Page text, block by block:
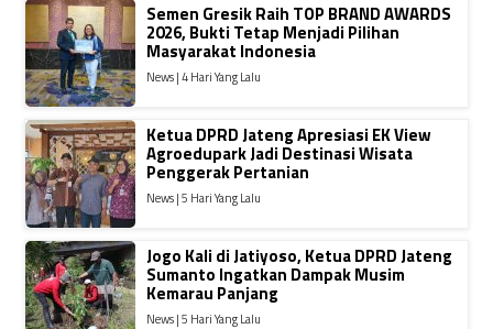
Semen Gresik Raih TOP BRAND AWARDS
2026, Bukti Tetap Menjadi Pilihan
Masyarakat Indonesia
News | 4 Hari Yang Lalu
Ketua DPRD Jateng Apresiasi EK View
Agroedupark Jadi Destinasi Wisata
Penggerak Pertanian
News | 5 Hari Yang Lalu
Jogo Kali di Jatiyoso, Ketua DPRD Jateng
Sumanto Ingatkan Dampak Musim
Kemarau Panjang
News | 5 Hari Yang Lalu